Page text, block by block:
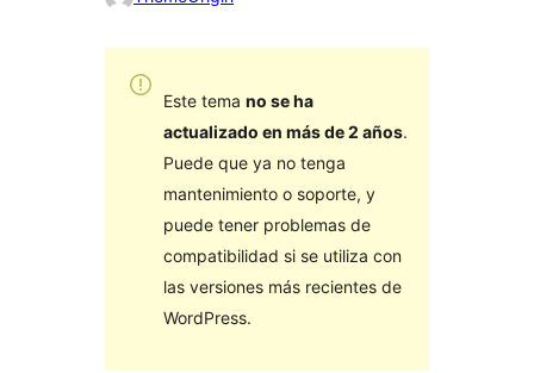
Este tema no se ha
actualizado en más de 2 años.
Puede que ya no tenga
mantenimiento o soporte, y
puede tener problemas de
compatibilidad si se utiliza con
las versiones más recientes de
WordPress.